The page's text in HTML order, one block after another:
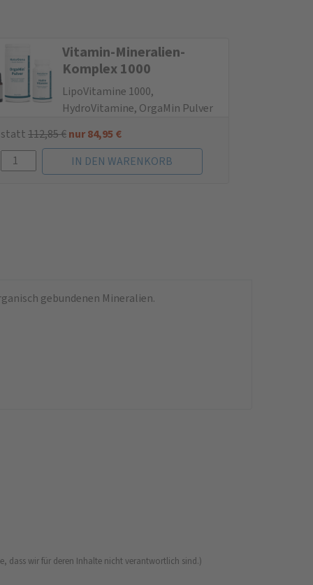
Vitamin-Mine­ralien-
Komplex 1000
LipoVitamine 1000,
HydroVitamine, OrgaMin Pulver
statt112,85€nur84,95€
gebundenen Mineralien.
dass wir für deren Inhalte nicht verantwortlich sind.)